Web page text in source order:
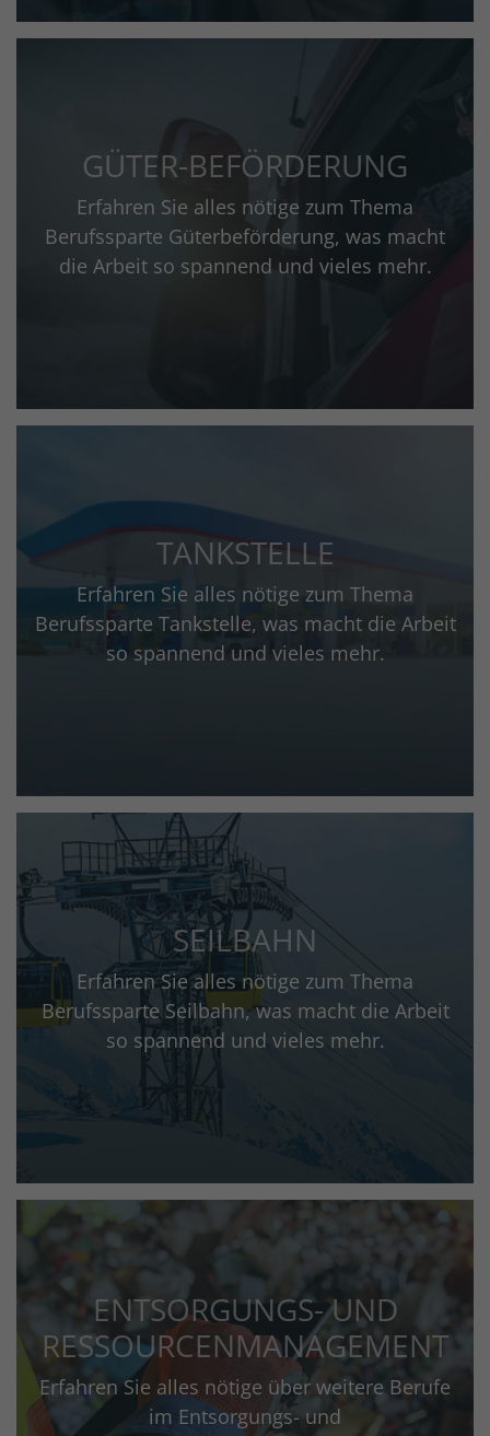
GÜTER-BEFÖRDERUNG
Erfahren Sie alles nötige zum Thema
Berufssparte Güterbeförderung, was macht
die Arbeit so spannend und vieles mehr.
TANKSTELLE
Erfahren Sie alles nötige zum Thema
Berufssparte Tankstelle, was macht die Arbeit
so spannend und vieles mehr.
SEILBAHN
Erfahren Sie alles nötige zum Thema
Berufssparte Seilbahn, was macht die Arbeit
so spannend und vieles mehr.
ENTSORGUNGS- UND
RESSOURCENMANAGEMENT
Erfahren Sie alles nötige über weitere Berufe
im Entsorgungs- und